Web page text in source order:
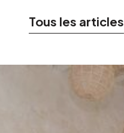
Bois blond
Tous les articles